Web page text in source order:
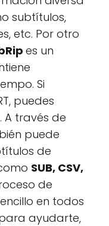
subtítulos,
etc. Por otro
es un
Si
puedes
A través de
puede
de
SUB, CSV,
de
en todos
ayudarte,